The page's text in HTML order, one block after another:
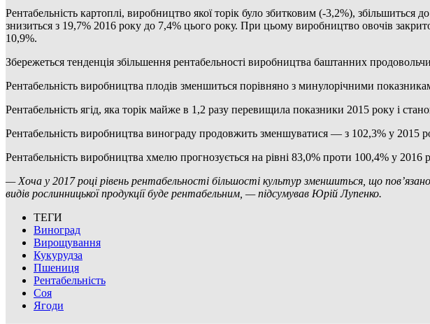
Рентабельність картоплі, виробництво якої торік було збитковим (-3,2%), збільшиться
знизиться з 19,7% 2016 року до 7,4% цього року. При цьому виробництво овочів
10,9%.
Збережеться тенденція збільшення рентабельності виробництва баштанних
Рентабельність виробництва плодів зменшиться порівняно з минулорічними
Рентабельність ягід, яка торік майже в 1,2 разу перевищила показники 2015 року і
Рентабельність виробництва винограду продовжить зменшуватися — з 102,3% у 2015
Рентабельність виробництва хмелю прогнозується на рівні 83,0% проти 100,4% у 2016
— Хоча у 2017 році рівень рентабельності більшості культур зменшиться, що пов’язано
видів рослинницької продукції буде рентабельним, — підсумував Юрій Лупенко.
ТЕГИ
Виноград
Вирощування
Кукурудза
Пшениця
Рентабельність
Соя
Ягоди